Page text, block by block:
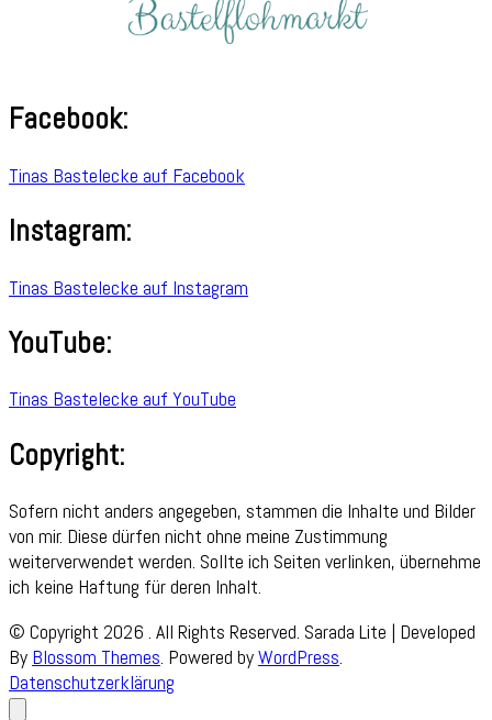
Facebook:
Tinas Bastelecke auf Facebook
Instagram:
Tinas Bastelecke auf Instagram
YouTube:
Tinas Bastelecke auf YouTube
Copyright:
Sofern nicht anders angegeben, stammen die Inhalte und Bilder
von mir. Diese dürfen nicht ohne meine Zustimmung
weiterverwendet werden. Sollte ich Seiten verlinken, übernehme
ich keine Haftung für deren Inhalt.
© Copyright 2026 . All Rights Reserved. Sarada Lite | Developed
By Blossom Themes. Powered byWordPress.
Datenschutzerklärung